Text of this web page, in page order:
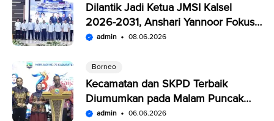
Dilantik Jadi Ketua JMSI Kalsel
2026-2031, Anshari Yannoor Fokus
Verifikasi Perusahaan Pers
admin 08.06.2026
Borneo
Kecamatan dan SKPD Terbaik
Diumumkan pada Malam Puncak
Penutupan Expo Saijaan Kotabaru
admin 06.06.2026